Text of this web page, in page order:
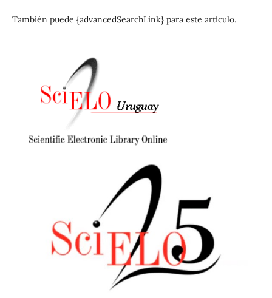
También puede {advancedSearchLink} para este artículo.